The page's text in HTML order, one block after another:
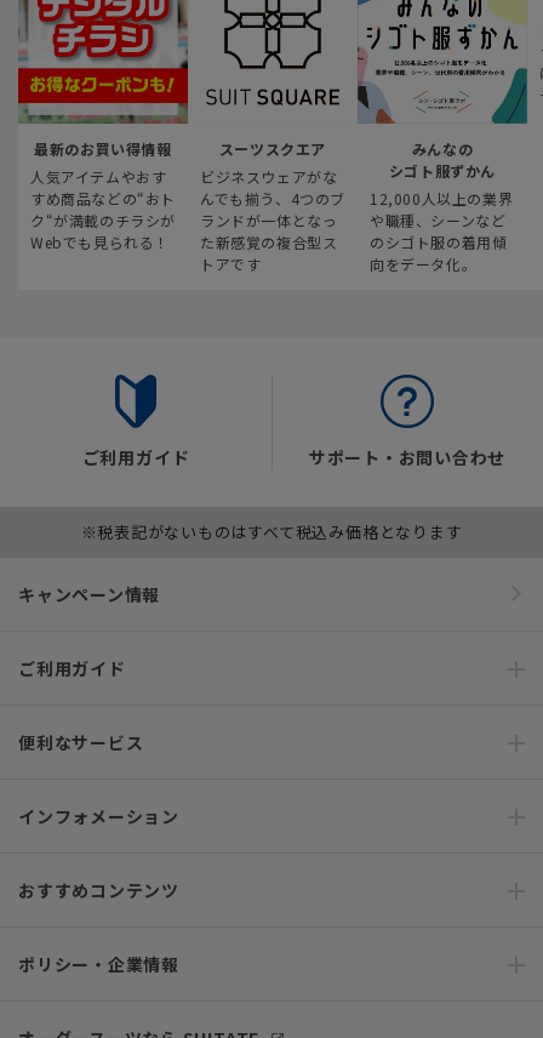
最新のお買い得情報
人気アイテムやおす
すめ商品などの“おト
ク“が満載のチラシが
Webでも見られる！
スーツスクエア
ビジネスウェアがな
んでも揃う、4つのブ
ランドが一体となっ
た新感覚の複合型ス
トアです
みんなの
シゴト服ずかん
12,000人以上の業界
や職種、シーンなど
のシゴト服の着用傾
向をデータ化。
ご利用ガイド サポート・お問い合わせ
※税表記がないものはすべて税込み価格となります
キャンペーン情報
ご利用ガイド
便利なサービス
インフォメーション
おすすめコンテンツ
ポリシー・企業情報